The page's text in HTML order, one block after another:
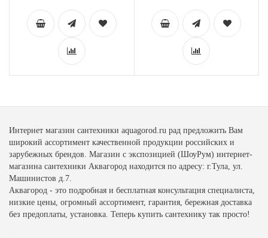
Интернет магазин сантехники aquagorod.ru рад предложить Вам
широкий ассортимент качественной продукции российских и
зарубежных брендов. Магазин с экспозицией (ШоуРум) интернет-
магазина сантехники Аквагород находится по адресу: г.Тула, ул.
Машинистов д.7.
Аквагород - это подробная и бесплатная консультация специалиста,
низкие цены, огромный ассортимент, гарантия, бережная доставка
без предоплаты, установка. Теперь купить сантехнику так просто!